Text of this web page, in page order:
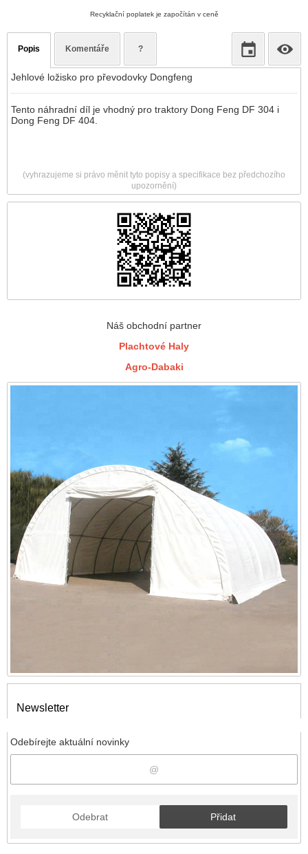
Náš obchodní partner
Plachtové Haly
Agro-Dabaki
Recyklační poplatek je započítán v ceně
Popis Komentáře ?
Jehlové ložisko pro převodovky Dongfeng
Tento náhradní díl je vhodný pro traktory Dong Feng DF 304 i
Dong Feng DF 404.
(vyhrazujeme si právo měnit tyto popisy a specifikace bez předchozího
upozornění)
Newsletter
Odebírejte aktuální novinky
Odebrat Přidat